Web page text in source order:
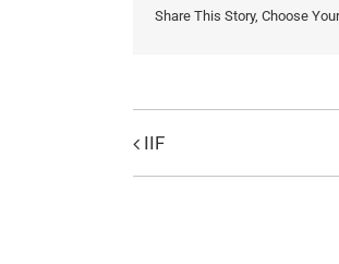
Share This Story, Choose
Evenemang
IIF